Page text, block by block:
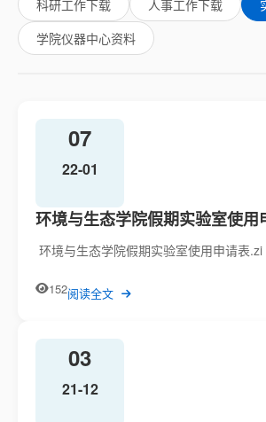
科研工作下载 人事工作下载
学院仪器中心资料
07
22-01
环境与生态学院假期实验室使用
​‍ 环境与生态学院假期实验室使用申请表.zi
152阅读全文
03
21-12